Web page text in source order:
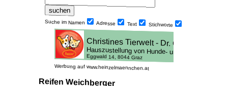
Suche im Namen Adresse Text Stich­worte
Werbung auf www.heinzelmaennchen.at
Reifen Weichberger